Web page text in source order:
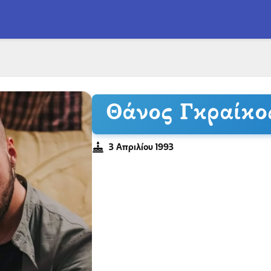
Θάνος
3 Απριλίου 1993